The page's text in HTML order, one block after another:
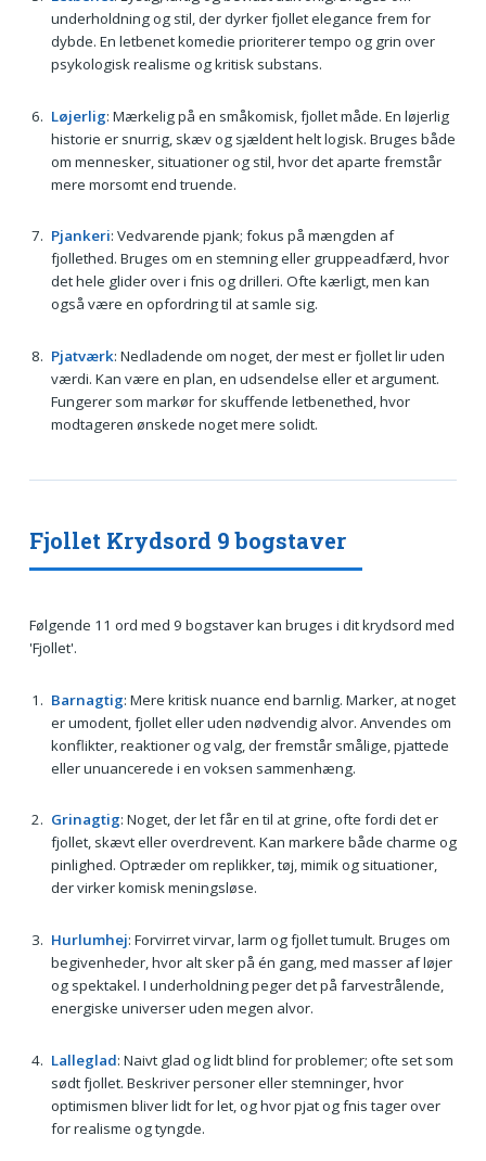
underholdning og stil, der dyrker fjollet elegance frem for
dybde. En letbenet komedie prioriterer tempo og grin over
psykologisk realisme og kritisk substans.
Løjerlig: Mærkelig på en småkomisk, fjollet måde. En løjerlig
historie er snurrig, skæv og sjældent helt logisk. Bruges både
om mennesker, situationer og stil, hvor det aparte fremstår
mere morsomt end truende.
Pjankeri: Vedvarende pjank; fokus på mængden af
fjollethed. Bruges om en stemning eller gruppeadfærd, hvor
det hele glider over i fnis og drilleri. Ofte kærligt, men kan
også være en opfordring til at samle sig.
Pjatværk: Nedladende om noget, der mest er fjollet lir uden
værdi. Kan være en plan, en udsendelse eller et argument.
Fungerer som markør for skuffende letbenethed, hvor
modtageren ønskede noget mere solidt.
Fjollet Krydsord 9 bogstaver
Følgende 11 ord med 9 bogstaver kan bruges i dit krydsord med
'Fjollet'.
Barnagtig: Mere kritisk nuance end barnlig. Marker, at noget
er umodent, fjollet eller uden nødvendig alvor. Anvendes om
konflikter, reaktioner og valg, der fremstår smålige, pjattede
eller unuancerede i en voksen sammenhæng.
Grinagtig: Noget, der let får en til at grine, ofte fordi det er
fjollet, skævt eller overdrevent. Kan markere både charme og
pinlighed. Optræder om replikker, tøj, mimik og situationer,
der virker komisk meningsløse.
Hurlumhej: Forvirret virvar, larm og fjollet tumult. Bruges om
begivenheder, hvor alt sker på én gang, med masser af løjer
og spektakel. I underholdning peger det på farvestrålende,
energiske universer uden megen alvor.
Lalleglad: Naivt glad og lidt blind for problemer; ofte set som
sødt fjollet. Beskriver personer eller stemninger, hvor
optimismen bliver lidt for let, og hvor pjat og fnis tager over
for realisme og tyngde.